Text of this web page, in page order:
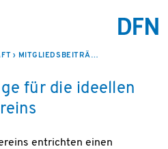
JOBS LEICHTE SPRACHE
MITGLIEDSBEITRÄGE
für die ideellen
entrichten einen